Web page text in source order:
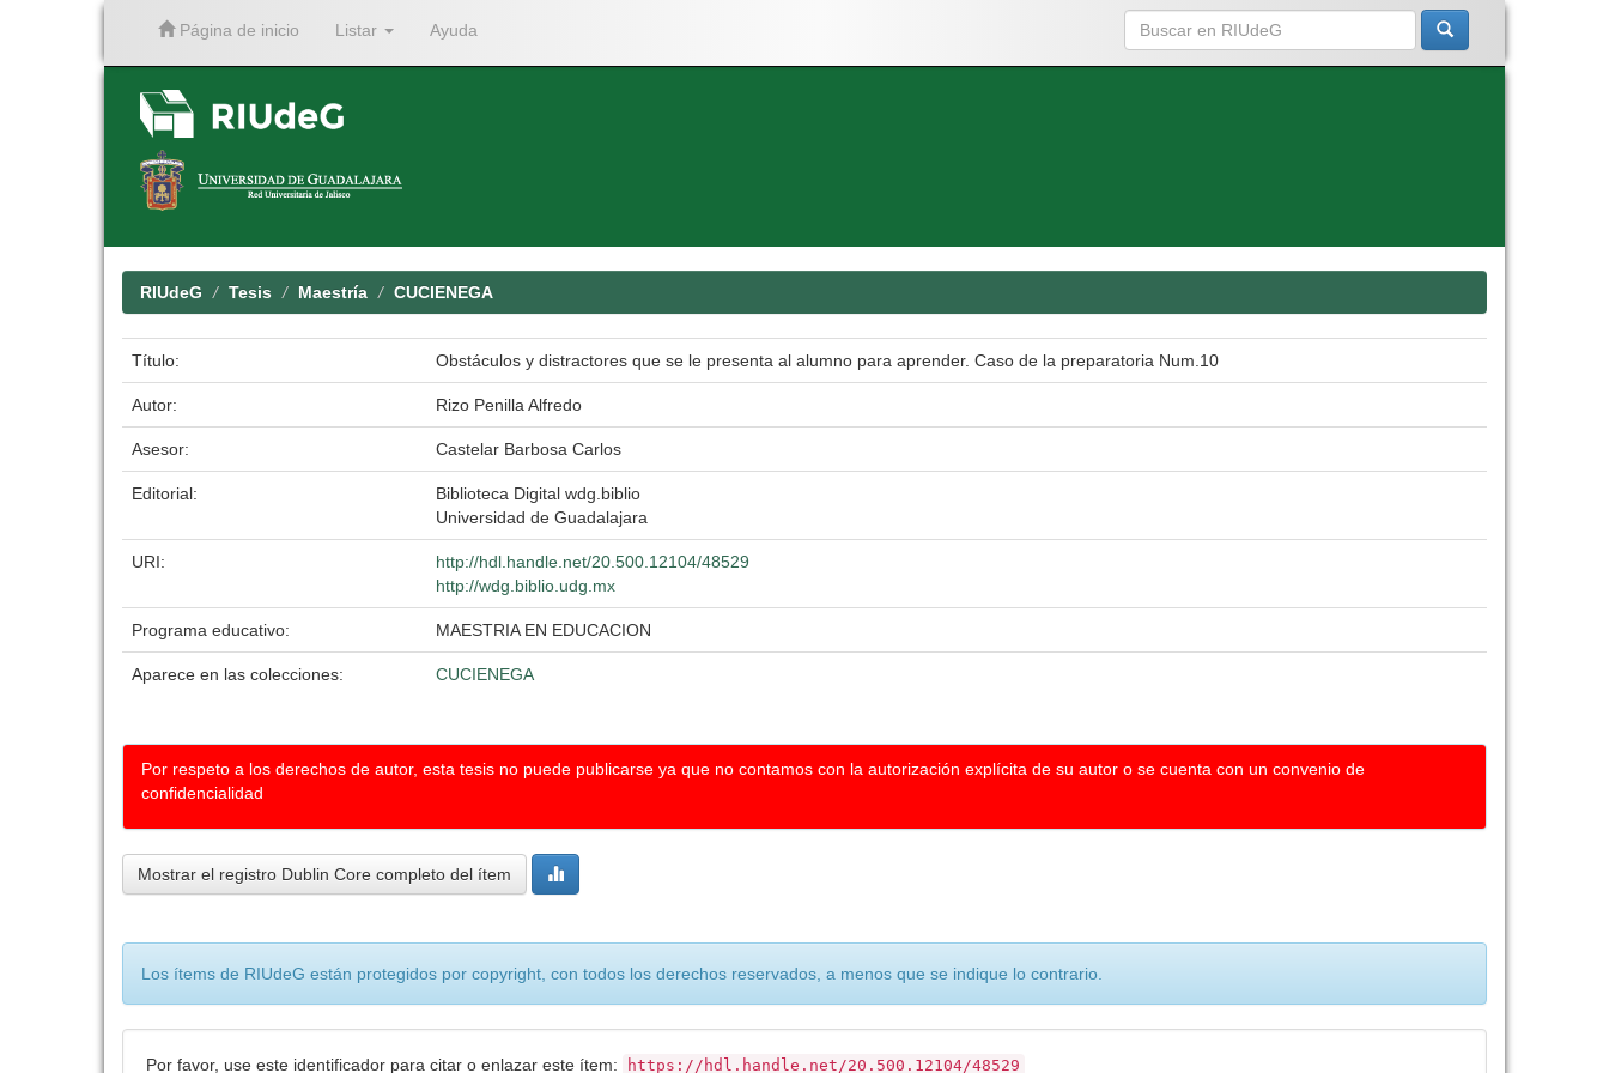
Página de inicio Listar Ayuda
RIUdeG Tesis Maestría CUCIENEGA
Título: Obstáculos y distractores que se le presenta al alumno para aprender. Caso de la preparatoria Num.10
Autor: Rizo Penilla Alfredo
Asesor: Castelar Barbosa Carlos
Editorial:
Biblioteca Digital wdg.biblio
Universidad de Guadalajara
URI:
http://hdl.handle.net/20.500.12104/48529
http://wdg.biblio.udg.mx
Programa educativo: MAESTRIA EN EDUCACION
Aparece en las colecciones: CUCIENEGA
Por respeto a los derechos de autor, esta tesis no puede publicarse ya que no contamos con la autorización explícita de su autor o se cuenta con un convenio de
confidencialidad
Mostrar el registro Dublin Core completo del ítem
Los ítems de RIUdeG están protegidos por copyright, con todos los derechos reservados, a menos que se indique lo contrario.
Por favor, use este identificador para citar o enlazar este ítem: https://hdl.handle.net/20.500.12104/48529